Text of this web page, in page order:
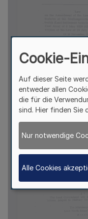
Cookie-
Auf dieser Seite
entweder allen
die für die
sind. Hier finden Sie
Nur notwendige
Alle Cookies